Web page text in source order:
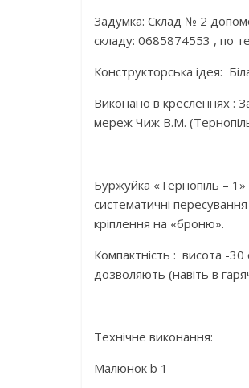
Задумка: Склад № 2
складу: 0685874553 , по
Конструкторська ідея:
Виконано в кресленнях :
мереж Чиж В.М.
Буржуйка «Тернопіль – 1»
систематичні
кріплення на «броню».
Компактність : висота -
дозволяють (навіть в
Технічне виконання:
Малюнок b 1